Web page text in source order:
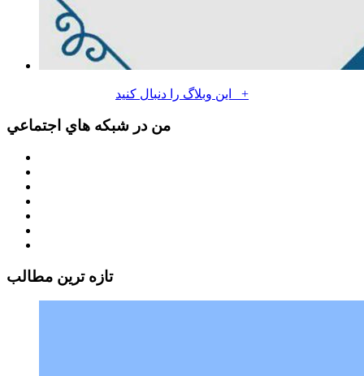
+
من در شبكه هاي اجتماعي
تازه ترين مطالب